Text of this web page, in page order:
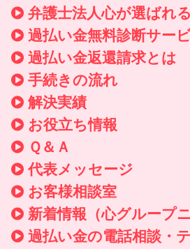
弁護士法人心が選ばれ
過払い金無料診断サー
過払い金返還請求とは
手続きの流れ
解決実績
お役立ち情報
Ｑ＆Ａ
代表メッセージ
お客様相談室
新着情報 （心グループ
過払い金の電話相談・